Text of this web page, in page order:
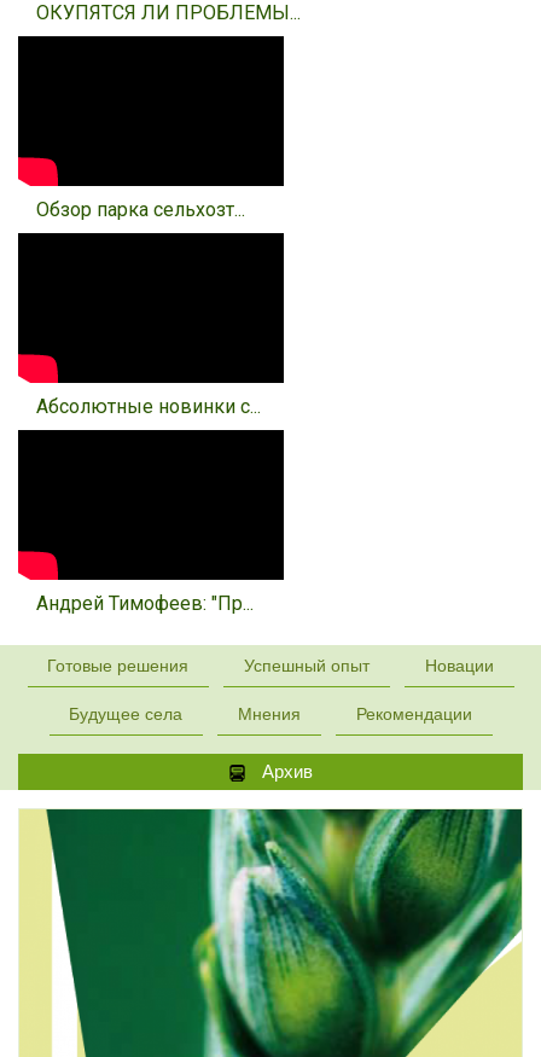
ОКУПЯТСЯ ЛИ ПРОБЛЕМЫ...
Обзор парка сельхозт...
Абсолютные новинки с...
Андрей Тимофеев: "Пр...
Готовые решения Успешный опыт Новации
Будущее села Мнения Рекомендации
Архив